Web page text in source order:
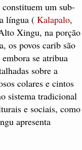
um sub-
língua (Kalapalo,
Xingu, na porção
os povos carib são
se atribua
sobre a
colares e cintos
sistema tradicional
e sociais, como
apresenta